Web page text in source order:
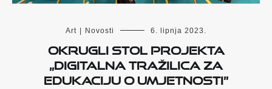
Art | Novosti 6. lipnja 2023.
Okrugli stol projekta
„Digitalna tražilica za
edukaciju o umjetnosti”